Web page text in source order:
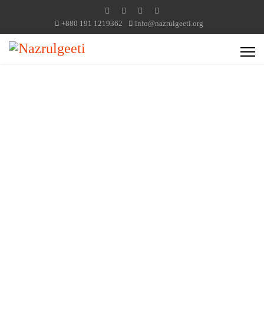
+880 191 1219362 info@nazrulgeeti.org